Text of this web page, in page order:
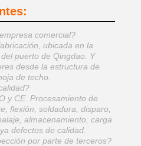
comercial?
ubicada en la
puerto de Qingdao. Y
desde la estructura de
de techo.
y CE. Procesamiento de
flexión, soldadura, disparo,
almacenamiento, carga
defectos de calidad.
por parte de terceros?